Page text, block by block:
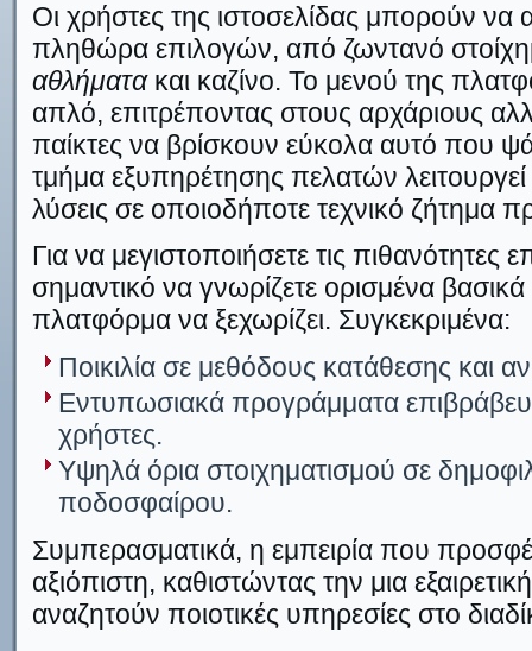
Οι χρήστες της ιστοσελίδας μπορούν
πληθώρα επιλογών, από ζωντανό
αθλήματακαι καζίνο. Το μενού της
απλό, επιτρέποντας στους αρχάριους
παίκτες να βρίσκουν εύκολα αυτό που
τμήμα εξυπηρέτησης πελατών
λύσεις σε οποιοδήποτε τεχνικό ζήτημα
Για να μεγιστοποιήσετε τις πιθανότητες
σημαντικό να γνωρίζετε ορισμένα
πλατφόρμα να ξεχωρίζει. Συγκεκριμένα:
Ποικιλία σε μεθόδους κατάθεσης και
Εντυπωσιακά προγράμματα
χρήστες.
Υψηλά όρια στοιχηματισμού σε
ποδοσφαίρου.
Συμπερασματικά, η εμπειρία που
αξιόπιστη, καθιστώντας την μια
αναζητούν ποιοτικές υπηρεσίες στο